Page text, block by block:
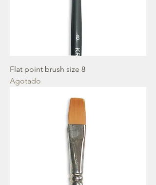
Flat point brush size 8
Agotado